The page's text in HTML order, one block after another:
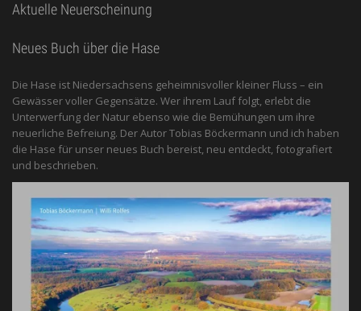
Aktuelle Neuerscheinung
Neues Buch über die Hase
Die Hase ist Niedersachsens geheimnisvoller kleiner Fluss – ein
Gewässer voller Gegensätze. Wer ihrem Lauf folgt, erlebt die
Unterwerfung der Natur ebenso wie die Bemühungen um ihre
neuerliche Befreiung. Der Autor Tobias Böckermann und ich haben
die Hase für unser neues Buch bereist, neu entdeckt, fotografiert
und beschrieben.